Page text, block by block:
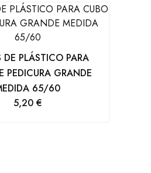
DE PLÁSTICO PARA
PEDICURA GRANDE
65/60
5,20 €